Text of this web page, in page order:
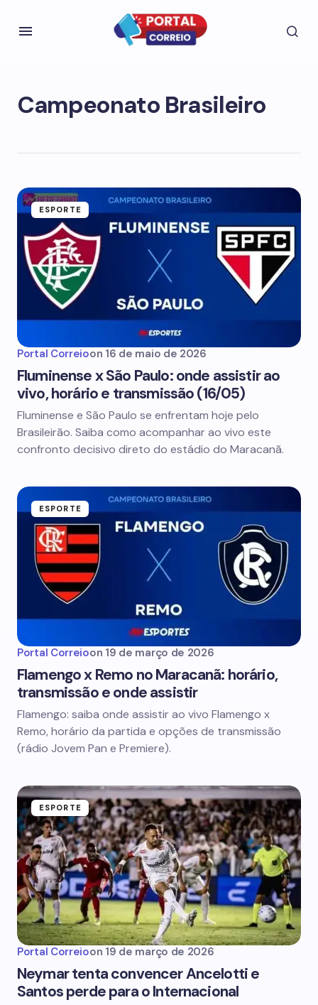
Campeonato Brasileiro
ESPORTE
Portal Correioon 16 de maio de 2026
Fluminense x São Paulo: onde assistir ao
vivo, horário e transmissão (16/05)
Fluminense e São Paulo se enfrentam hoje pelo
Brasileirão. Saiba como acompanhar ao vivo este
confronto decisivo direto do estádio do Maracanã.
ESPORTE
Portal Correioon 19 de março de 2026
Flamengo x Remo no Maracanã: horário,
transmissão e onde assistir
Flamengo: saiba onde assistir ao vivo Flamengo x
Remo, horário da partida e opções de transmissão
(rádio Jovem Pan e Premiere).
ESPORTE
Portal Correioon 19 de março de 2026
Neymar tenta convencer Ancelotti e
Santos perde para o Internacional